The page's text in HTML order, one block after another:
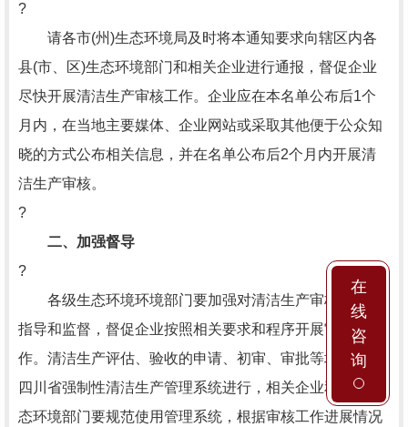
?
请各市(州)生态环境局及时将本通知要求向辖区内各
县(市、区)生态环境部门和相关企业进行通报，督促企业
尽快开展清洁生产审核工作。企业应在本名单公布后1个
月内，在当地主要媒体、企业网站或采取其他便于公众知
晓的方式公布相关信息，并在名单公布后2个月内开展清
洁生产审核。
?
二、加强督导
?
各级生态环境环境部门要加强对清洁生产审核工作的
指导和监督，督促企业按照相关要求和程序开展审核工
作。清洁生产评估、验收的申请、初审、审批等均需通过
四川省强制性清洁生产管理系统进行，相关企业和各级生
态环境部门要规范使用管理系统，根据审核工作进展情况
在
线
咨
询